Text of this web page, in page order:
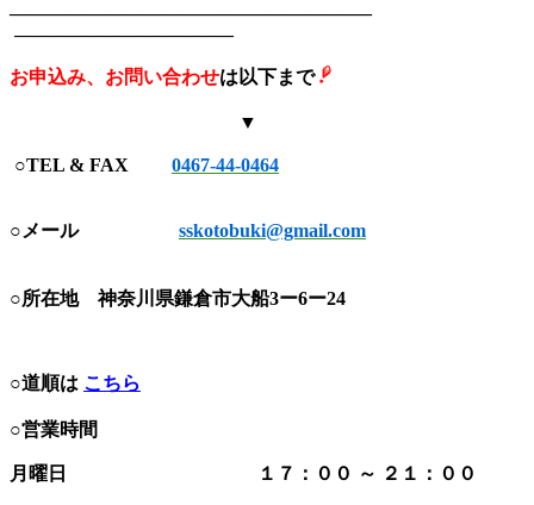
———————————–———————–
———————————–
お申込み、お問い合わせは以下まで
▼
○TEL & FAX 0467-44-0464
○メール sskotobuki@gmail.com
○所在地神奈川県鎌倉市大船3ー6ー24
○道順は こちら
○営業時間
月曜日 １７：００ ～ ２１：００